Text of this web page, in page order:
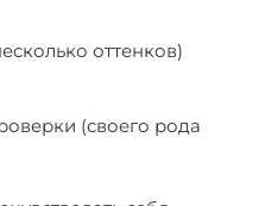
оттенков)
(своего рода